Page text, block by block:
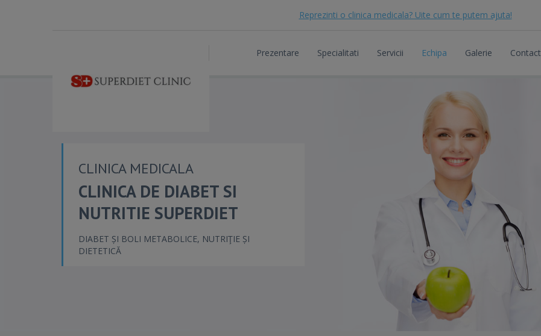
Reprezinti o clinica medicala? Uite cum te putem ajuta!
Prezentare Specialitati Servicii Echipa Galerie Contact
CLINICA MEDICALA
CLINICA DE DIABET SI
NUTRITIE SUPERDIET
DIABET ȘI BOLI METABOLICE, NUTRIŢIE ȘI
DIETETICĂ